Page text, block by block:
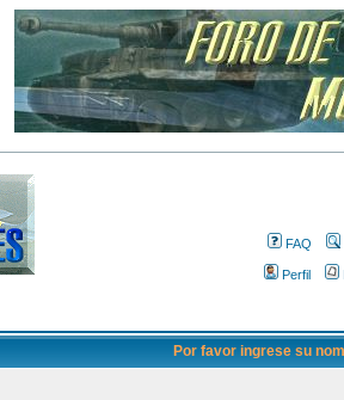
FAQ
Perfil
Por favor ingrese su